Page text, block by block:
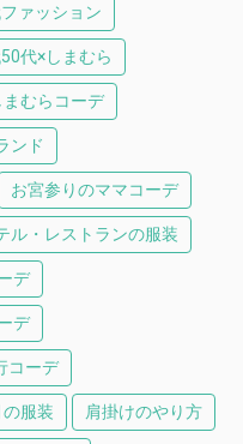
ァッション
代×しまむら
まむらコーデ
ンド
お宮参りのママコーデ
ル・レストランの服装
デ
デ
コーデ
服装 肩掛けのやり方